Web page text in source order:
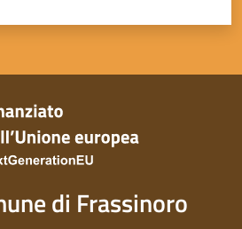
di Frassinoro